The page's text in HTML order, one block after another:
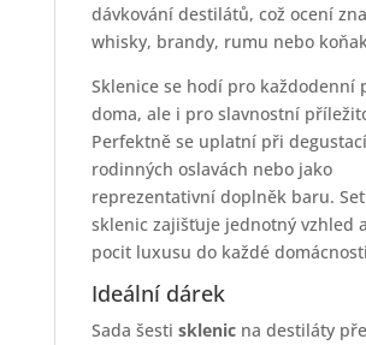
dávkování destilátů, což ocení
whisky, brandy, rumu nebo
Sklenice se hodí pro každodenní
doma, ale i pro slavnostní
Perfektně se uplatní při
rodinných oslavách nebo jako
reprezentativní doplněk baru.
sklenic zajišťuje jednotný vzhled
pocit luxusu do každé
Ideální dárek
Sada šesti sklenicna destiláty